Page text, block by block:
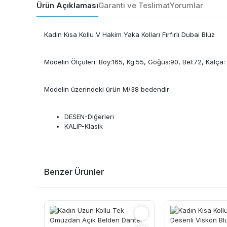
Ürün AçıklamasıGaranti ve TeslimatYorumlar
Kadın Kısa Kollu V Hakim Yaka Kolları Fırfırlı Dubai Bluz
Modelin Ölçüleri: Boy:165, Kg:55, Göğüs:90, Bel:72, Kalça:
Modelin üzerindeki ürün M/38 bedendir
DESEN-Diğerleri
KALIP-Klasik
Benzer Ürünler